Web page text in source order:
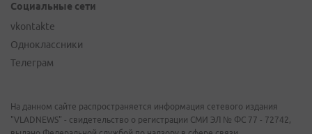
Социальные сети
vkontakte
Одноклассники
Телеграм
На данном сайте распространяется информация сетевого издания
"VLADNEWS" - свидетельство о регистрации СМИ ЭЛ № ФС 77 - 72742,